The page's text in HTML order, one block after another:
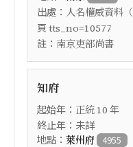
出處： 人名權威資料
頁 tts_no=10577
註： 南京吏部尚書
知府
起始年： 正統10 年
終止年：未詳
地點： 萊州府 4955